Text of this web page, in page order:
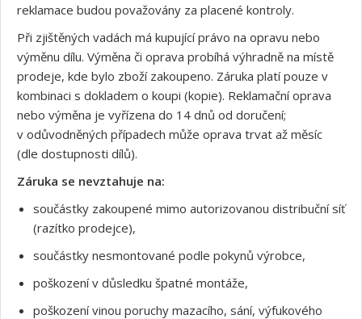
reklamace budou považovány za placené kontroly.
Při zjištěných vadách má kupující právo na opravu nebo
výměnu dílu. Výměna či oprava probíhá výhradně na místě
prodeje, kde bylo zboží zakoupeno. Záruka platí pouze v
kombinaci s dokladem o koupi (kopie). Reklamační oprava
nebo výměna je vyřízena do 14 dnů od doručení;
v odůvodněných případech může oprava trvat až měsíc
(dle dostupnosti dílů).
Záruka se nevztahuje na:
součástky zakoupené mimo autorizovanou distribuční síť
(razítko prodejce),
součástky nesmontované podle pokynů výrobce,
poškození v důsledku špatné montáže,
poškození vinou poruchy mazacího, sání, výfukového